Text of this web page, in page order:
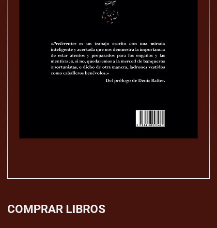
COMPRAR LIBROS